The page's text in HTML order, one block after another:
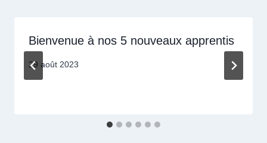
Bienvenue à nos 5 nouveaux apprentis
29 août 2023